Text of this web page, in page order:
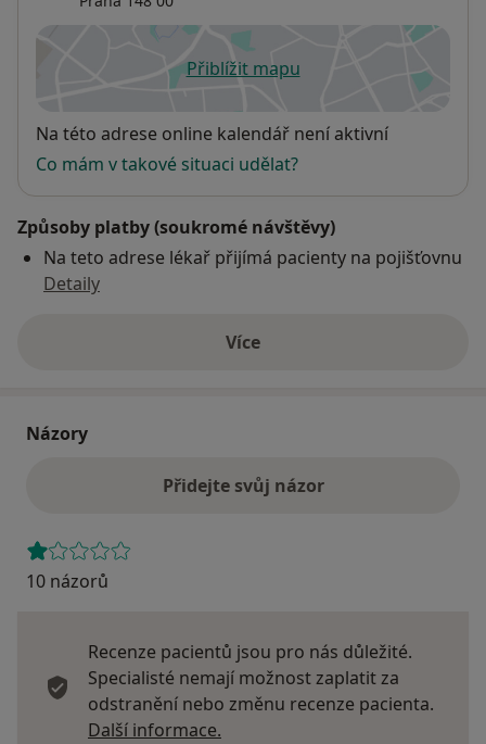
Přiblížit mapuse otevře v nové záložce
Dostupnost
Na této adrese online kalendář není aktivní
Co mám v takové situaci udělat?
Způsoby platby (soukromé návštěvy)
Na teto adrese lékař přijímá pacienty na pojišťovnu
Detaily
Víceo adrese
Názory
Přidejte svůj názor
10 názorů
Recenze pacientů jsou pro nás důležité.
Specialisté nemají možnost zaplatit za
odstranění nebo změnu recenze pacienta.
Další informace.